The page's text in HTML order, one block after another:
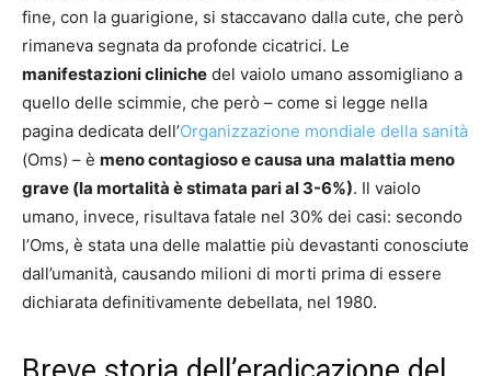
fine, con la guarigione, si staccavano dalla cute, che però
rimaneva segnata da profonde cicatrici. Le
manifestazioni cliniche del vaiolo umano assomigliano a
quello delle scimmie, che però – come si legge nella
pagina dedicata dell’Organizzazione mondiale della sanità
(Oms) – è meno contagioso e causa una malattia meno
grave (la mortalità è stimata pari al 3-6%). Il vaiolo
umano, invece, risultava fatale nel 30% dei casi: secondo
l’Oms, è stata una delle malattie più devastanti conosciute
dall’umanità, causando milioni di morti prima di essere
dichiarata definitivamente debellata, nel 1980.